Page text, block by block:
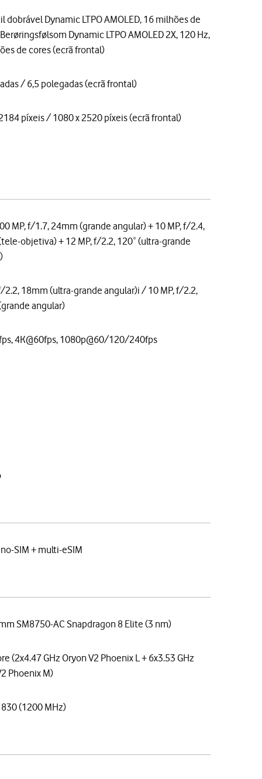
dobrável Dynamic LTPO AMOLED, 16 milhões de
Dynamic LTPO AMOLED 2X, 120 Hz,
de cores (ecrã frontal)
/ 6,5 polegadas (ecrã frontal)
píxeis / 1080 x 2520 píxeis (ecrã frontal)
MP, f/1.7, 24mm (grande angular) + 10 MP, f/2.4,
objetiva) + 12 MP, f/2.2, 120˚ (ultra-grande
2.2, 18mm (ultra-grande angular)i / 10 MP, f/2.2,
angular)
4K@60fps, 1080p@60/120/240fps
SIM + multi-eSIM
SM8750-AC Snapdragon 8 Elite (3 nm)
(2x4.47 GHz Oryon V2 Phoenix L + 6x3.53 GHz
Phoenix M)
(1200 MHz)